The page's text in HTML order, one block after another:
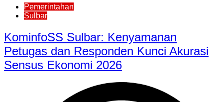
Pemerintahan
Sulbar
KominfoSS Sulbar: Kenyamanan
Petugas dan Responden Kunci Akurasi
Sensus Ekonomi 2026